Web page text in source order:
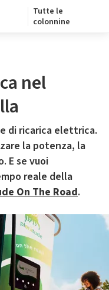
Tutte le
colonnine
nel
di ricarica elettrica.
la potenza, la
E se vuoi
reale della
On The Road.